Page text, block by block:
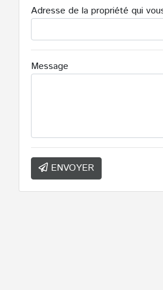
Adresse de la propriété qui
Message
ENVOYER